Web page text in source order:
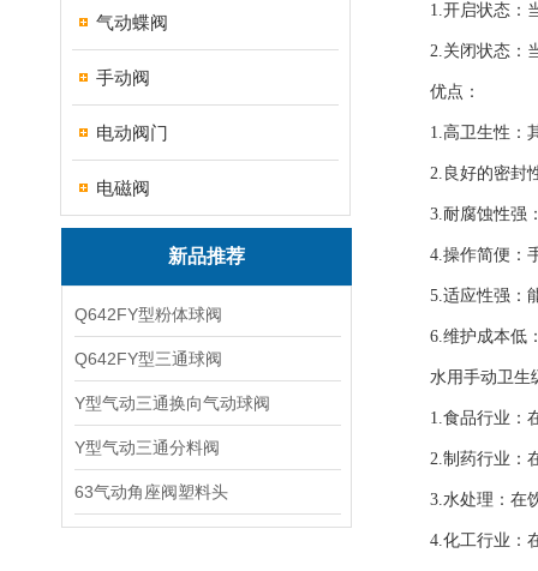
气动蝶阀
手动阀
电动阀门
电磁阀
新品推荐
Q642FY型粉体球阀
Q642FY型三通球阀
Y型气动三通换向气动球阀
Y型气动三通分料阀
63气动角座阀塑料头
1.开启状态：当
2.关闭状态：当
优点：
1.高卫生性：其
2.良好的密封性
3.耐腐蚀性强：
4.操作简便：手
5.适应性强：能
6.维护成本低：
水用手动卫生
1.食品行业：在
2.制药行业：在
3.水处理：在饮
4.化工行业：在